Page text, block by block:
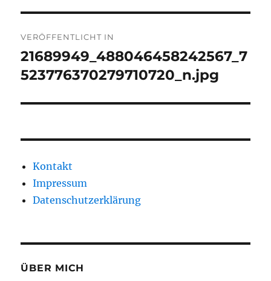
VERÖFFENTLICHT IN
21689949_488046458242567_7
523776370279710720_n.jpg
Kontakt
Impressum
Datenschutzerklärung
ÜBER MICH